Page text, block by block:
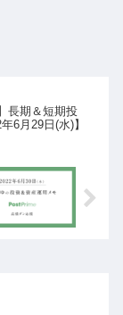
長期＆短期投
6月29日(水)】